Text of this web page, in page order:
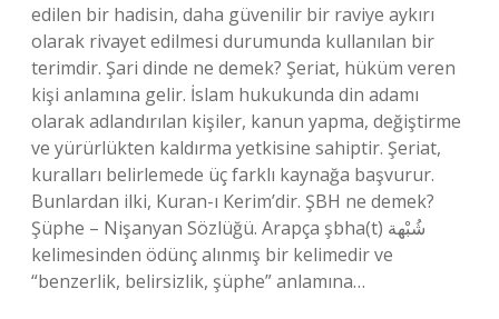
edilen bir hadisin, daha güvenilir bir raviye aykırı
olarak rivayet edilmesi durumunda kullanılan bir
terimdir. Şari dinde ne demek? Şeriat, hüküm veren
kişi anlamına gelir. İslam hukukunda din adamı
olarak adlandırılan kişiler, kanun yapma, değiştirme
ve yürürlükten kaldırma yetkisine sahiptir. Şeriat,
kuralları belirlemede üç farklı kaynağa başvurur.
Bunlardan ilki, Kuran-ı Kerim’dir. ŞBH ne demek?
Şüphe – Nişanyan Sözlüğü. Arapça şbha(t) شُبْهة
kelimesinden ödünç alınmış bir kelimedir ve
“benzerlik, belirsizlik, şüphe” anlamına…